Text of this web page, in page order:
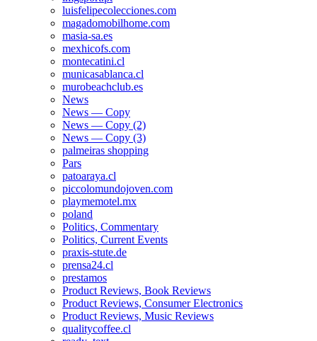
luisfelipecolecciones.com
magadomobilhome.com
masia-sa.es
mexhicofs.com
montecatini.cl
municasablanca.cl
murobeachclub.es
News
News — Copy
News — Copy (2)
News — Copy (3)
palmeiras shopping
Pars
patoaraya.cl
piccolomundojoven.com
playmemotel.mx
poland
Politics, Commentary
Politics, Current Events
praxis-stute.de
prensa24.cl
prestamos
Product Reviews, Book Reviews
Product Reviews, Consumer Electronics
Product Reviews, Music Reviews
qualitycoffee.cl